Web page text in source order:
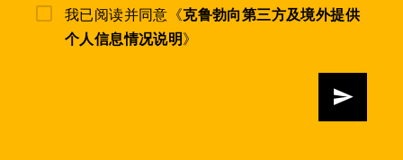
我已阅读并同意《克鲁勃向第三方及境外提供
个人信息情况说明》
发送